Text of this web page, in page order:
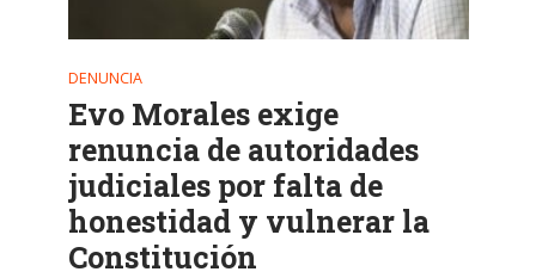
DENUNCIA
Evo Morales exige
renuncia de autoridades
judiciales por falta de
honestidad y vulnerar la
Constitución